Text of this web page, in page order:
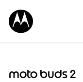
moto buds 2